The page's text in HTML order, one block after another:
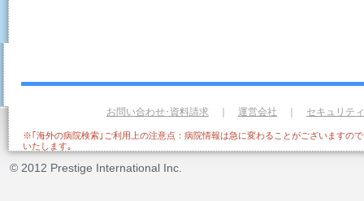
※｢海外の病院検索｣ご利用上の注意点：病院情報は急に変わることがございますの
いたします｡
お問い合わせ･資料請求 運営会社 セキュリテ
© 2012 Prestige International Inc.